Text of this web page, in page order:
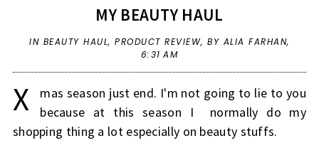
MY BEAUTY HAUL
IN BEAUTY HAUL,PRODUCT REVIEW,BY ALIA FARHAN,
6:31 AM
X
mas season just end. I'm not going to lie to you
because at this season I normally do my
shopping thing a lot especially on beauty stuffs.